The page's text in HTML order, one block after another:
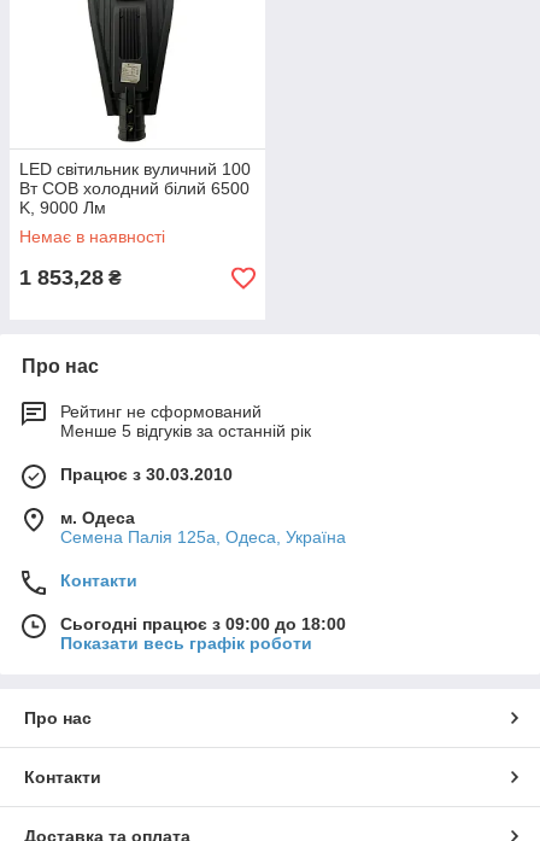
LED світильник вуличний 100
Вт COB холодний білий 6500
K, 9000 Лм
Немає в наявності
1 853,28 ₴
Про нас
Рейтинг не сформований
Менше 5 відгуків за останній рік
Працює з 30.03.2010
м. Одеса
Семена Палія 125а, Одеса, Україна
Контакти
Сьогодні працює з 09:00 до 18:00
Показати весь графік роботи
Про нас
Контакти
Доставка та оплата